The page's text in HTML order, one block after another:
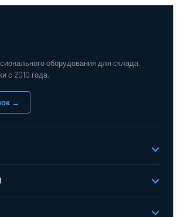
оборудования для склада,
с 2010 года.
→